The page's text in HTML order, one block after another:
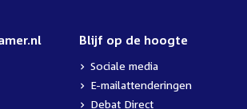
Blijf op de hoogte
Sociale media
E-mailattenderingen
Debat Direct